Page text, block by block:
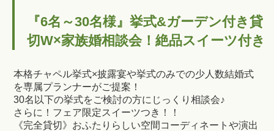
『6名～30名様』挙式&ガーデン付き貸
切W×家族婚相談会！絶品スイーツ付き
本格チャペル挙式×披露宴や挙式のみでの少人数結婚式
を専属プランナーがご提案！
30名以下の挙式をご検討の方にじっくり相談会♪
さらに！フェア限定スイーツつき！！
《完全貸切》おふたりらしい空間コーディネートや演出